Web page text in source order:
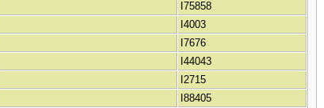
I75858
I4003
I7676
I44043
I2715
I88405